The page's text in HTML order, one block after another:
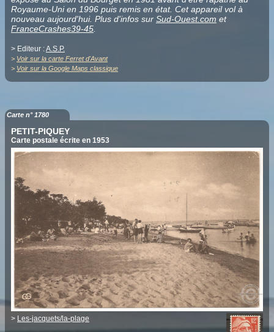
Royaume-Uni en 1996 puis remis en état. Cet appareil vol à
nouveau aujourd'hui. Plus d'infos sur Sud-Ouest.com et
FranceCrashes39-45
> Editeur :A.S.P.
> Voir sur la carte Ferret d'Avant
> Voir sur la Google Maps classique
Carte n° 1780
PETIT-PIQUEY
Carte postale écrite en 1953
> Les-jacquets/la-plage